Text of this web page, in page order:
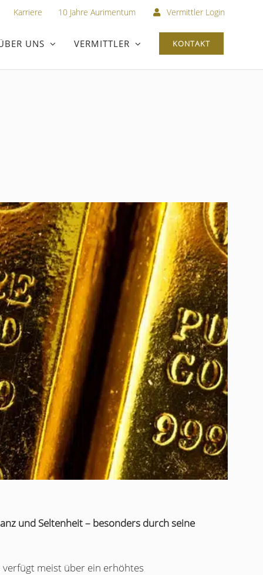
Karriere 10 Jahre Aurimentum Vermittler Login
UNS VERMITTLER KONTAKT
und Seltenheit – besonders durch seine
meist über ein erhöhtes